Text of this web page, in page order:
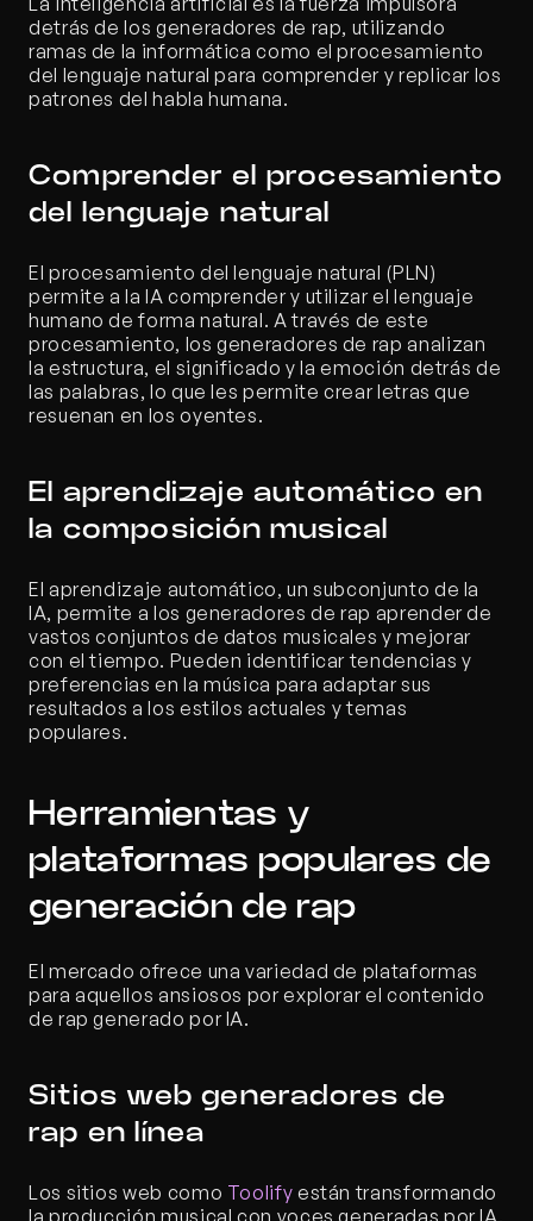
detrás de los generadores de rap, utilizando
ramas de la informática como el procesamiento
del lenguaje natural para comprender y replicar los
patrones del habla humana.
Comprender el procesamiento
del lenguaje natural
El procesamiento del lenguaje natural (PLN)
permite a la IA comprender y utilizar el lenguaje
humano de forma natural. A través de este
procesamiento, los generadores de rap analizan
la estructura, el significado y la emoción detrás de
las palabras, lo que les permite crear letras que
resuenan en los oyentes.
El aprendizaje automático en
la composición musical
El aprendizaje automático, un subconjunto de la
IA, permite a los generadores de rap aprender de
vastos conjuntos de datos musicales y mejorar
con el tiempo. Pueden identificar tendencias y
preferencias en la música para adaptar sus
resultados a los estilos actuales y temas
populares.
Herramientas y
plataformas populares de
generación de rap
El mercado ofrece una variedad de plataformas
para aquellos ansiosos por explorar el contenido
de rap generado por IA.
Sitios web generadores de
rap en línea
Los sitios web como Toolify están transformando